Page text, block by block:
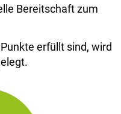
Bereitschaft zum
erfüllt sind, wird